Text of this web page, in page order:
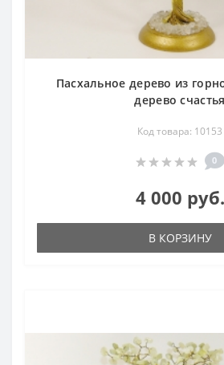
Пасхальное дерево из
дерево счастья
Код товара: 10153
0
4 000 руб.
В КОРЗИНУ